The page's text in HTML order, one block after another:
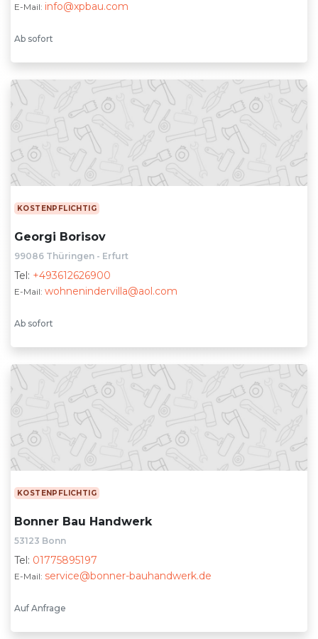
E-Mail: info@xpbau.com
Ab sofort
KOSTENPFLICHTIG
Georgi Borisov
99086 Thüringen - Erfurt
Tel: +493612626900
E-Mail: wohnenindervilla@aol.com
Ab sofort
KOSTENPFLICHTIG
Bonner Bau Handwerk
53123 Bonn
Tel: 01775895197
E-Mail: service@bonner-bauhandwerk.de
Auf Anfrage